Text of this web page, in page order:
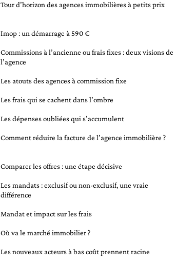
Tour d’horizon des agences immobilières à petits prix
Imop : un démarrage à 590 €
Commissions à l’ancienne ou frais fixes : deux visions de
l’agence
Les atouts des agences à commission fixe
Les frais qui se cachent dans l’ombre
Les dépenses oubliées qui s’accumulent
Comment réduire la facture de l’agence immobilière ?
Comparer les offres : une étape décisive
Les mandats : exclusif ou non-exclusif, une vraie
différence
Mandat et impact sur les frais
Où va le marché immobilier ?
Les nouveaux acteurs à bas coût prennent racine